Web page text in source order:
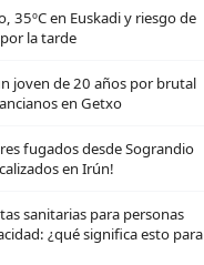
35ºC en Euskadi y riesgo de
la tarde
joven de 20 años por brutal
en Getxo
fugados desde Sograndio
en Irún!
sanitarias para personas
¿qué significa esto para